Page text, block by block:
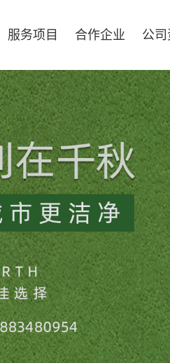
服务项目 合作企业 公司